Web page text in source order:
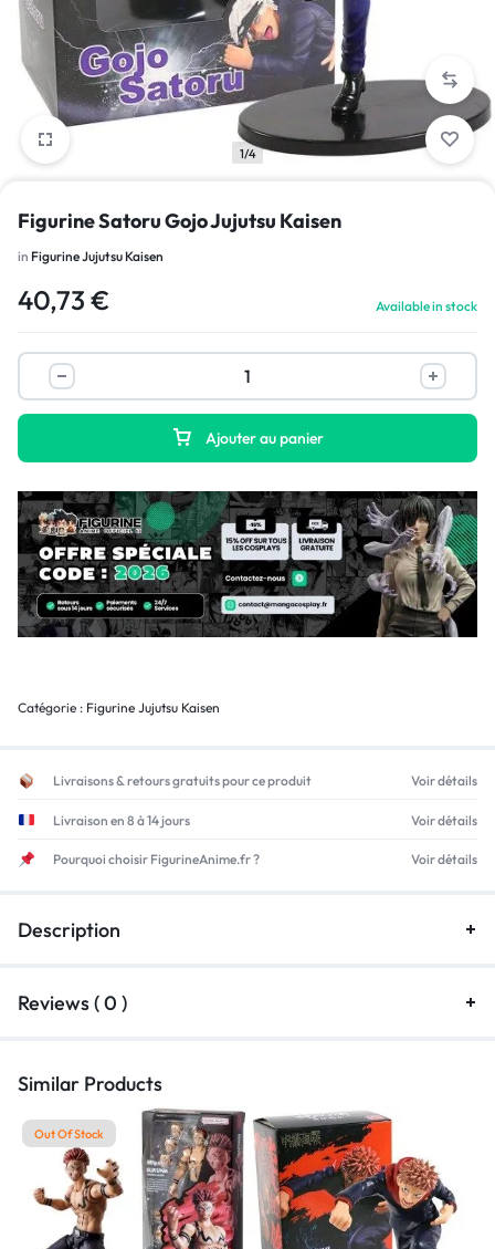
1/4
Figurine Satoru Gojo Jujutsu Kaisen
in Figurine Jujutsu Kaisen
40,73 € Available in stock
Ajouter au panier
Catégorie : Figurine Jujutsu Kaisen
Livraisons & retours gratuits pour ce produit Voir détails
Livraison en 8 à 14 jours Voir détails
Pourquoi choisir FigurineAnime.fr ? Voir détails
Description
Reviews ( 0 )
Similar Products
Out Of Stock